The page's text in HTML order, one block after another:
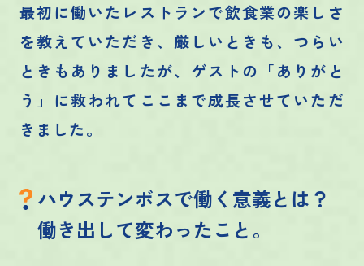
最初に働いたレストランで飲食業の楽しさ
を教えていただき、厳しいときも、つらい
ときもありましたが、ゲストの「ありがと
う」に救われてここまで成長させていただ
きました。
ハウステンボスで働く意義とは？
働き出して変わったこと。